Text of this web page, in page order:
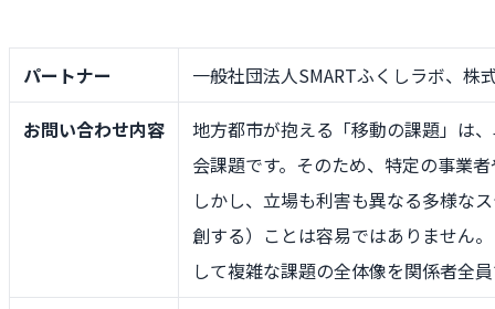
パートナー 一般社団法人SMARTふくしラボ、株
お問い合わせ内容
地方都市が抱える「移動の課題」は
会課題です。そのため、特定の事業
しかし、立場も利害も異なる多様な
創する）ことは容易ではありません
して複雑な課題の全体像を関係者全